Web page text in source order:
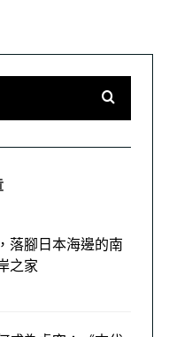
落腳日本海邊的南
之家